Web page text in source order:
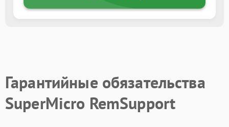
Гарантийные обязательства
SuperMicro RemSupport